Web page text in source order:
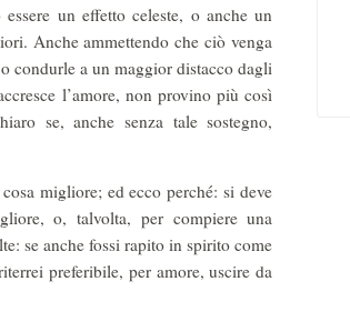
un effetto celeste, o anche un
Anche ammettendo che ciò venga
condurle a un maggior distacco dagli
l’amore, non provino più così
se, anche senza tale sostegno,
migliore; ed ecco perché: si deve
o, talvolta, per compiere una
se anche fossi rapito in spirito come
preferibile, per amore, uscire da